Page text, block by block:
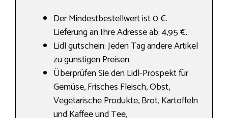
Der Mindestbestellwert ist 0 €.
Lieferung an Ihre Adresse ab: 4,95 €.
Lidl gutschein: Jeden Tag andere Artikel
zu günstigen Preisen.
Überprüfen Sie den Lidl-Prospekt für
Gemüse, Frisches Fleisch, Obst,
Vegetarische Produkte, Brot, Kartoffeln
und Kaffee und Tee,